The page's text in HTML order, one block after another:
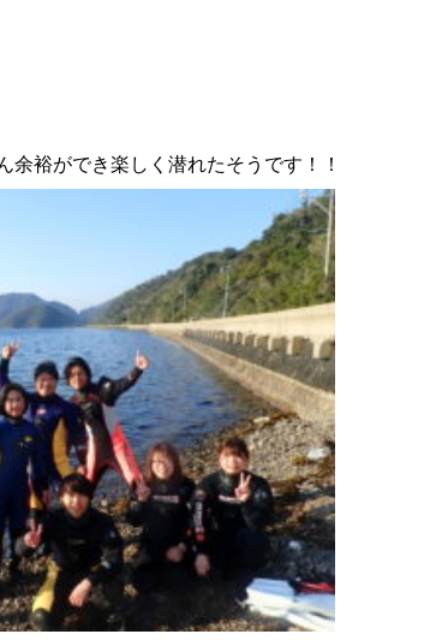
余裕ができ楽しく潜れたそうです！！